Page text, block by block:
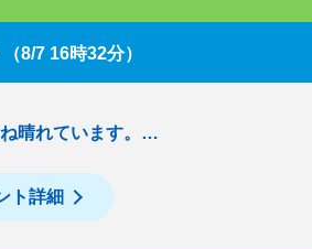
（8/7 16時32分）
晴れています。…
ト詳細